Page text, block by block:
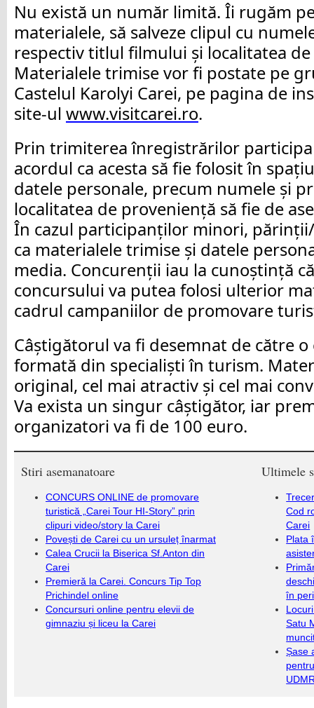
Nu există un număr limită. Îi rugăm
materialele, să salveze clipul cu
respectiv titlul filmului și localitatea
Materialele trimise vor fi postate pe
Castelul Karolyi Carei, pe pagina de
site-ul www.visitcarei.ro.
Prin trimiterea înregistrărilor
acordul ca acesta să fie folosit în
datele personale, precum numele și
localitatea de proveniență să fie de
În cazul participanților minori,
ca materialele trimise și datele
media. Concurenții iau la cunoștință
concursului va putea folosi ulterior
cadrul campaniilor de promovare
Câștigătorul va fi desemnat de către
formată din specialiști în turism.
original, cel mai atractiv și cel mai
Va exista un singur câștigător, iar
organizatori va fi de 100 euro.
Stiri asemanatoare
CONCURS ONLINE de promovare
turistică „Carei Tour HI-Story” prin
clipuri video/story la Carei
Povești de Carei cu un ursuleț înarmat
Calea Crucii la Biserica Sf.Anton din
Carei
Premieră la Carei. Concurs Tip Top
Prichindel online
Concursuri online pentru elevii de
gimnaziu și liceu la Carei
Ultimele
Cod
Carei
Plata
în
Satu
Șase